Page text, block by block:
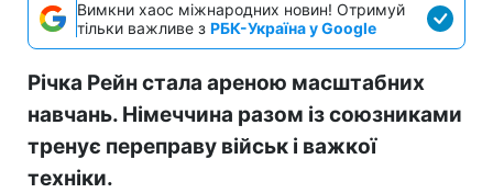
Вимкни хаос міжнародних новин! Отримуй
тільки важливе з РБК-Україна у Google
Річка Рейн стала ареною масштабних
навчань. Німеччина разом із союзниками
тренує переправу військ і важкої
техніки.